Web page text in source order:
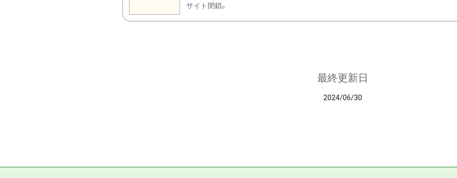
サイト閉鎖。
最終更新日
2024/06/30